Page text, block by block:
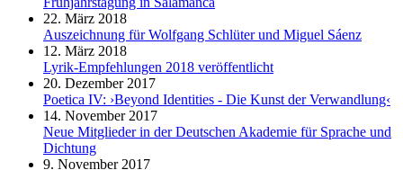
22. März 2018
Auszeichnung für Wolfgang Schlüter und Miguel Sáenz
12. März 2018
Lyrik-Empfehlungen 2018 veröffentlicht
20. Dezember 2017
Poetica IV: ›Beyond Identities - Die Kunst der Verwandlung‹
14. November 2017
Neue Mitglieder in der Deutschen Akademie für Sprache und
Dichtung
9. November 2017